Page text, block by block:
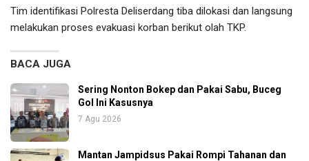
Tim identifikasi Polresta Deliserdang tiba dilokasi dan langsung
melakukan proses evakuasi korban berikut olah TKP.
BACA JUGA
Sering Nonton Bokep dan Pakai Sabu, Buceg
Gol Ini Kasusnya
7 Agu 2026
Mantan Jampidsus Pakai Rompi Tahanan dan